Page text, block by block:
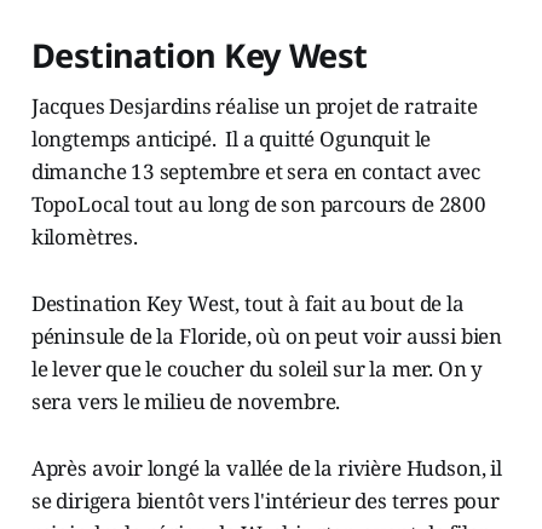
Destination Key West
Jacques Desjardins réalise un projet de ratraite
longtemps anticipé. Il a quitté Ogunquit le
dimanche 13 septembre et sera en contact avec
TopoLocal tout au long de son parcours de 2800
kilomètres.
Destination Key West, tout à fait au bout de la
péninsule de la Floride, où on peut voir aussi bien
le lever que le coucher du soleil sur la mer. On y
sera vers le milieu de novembre.
Après avoir longé la vallée de la rivière Hudson, il
se dirigera bientôt vers l'intérieur des terres pour